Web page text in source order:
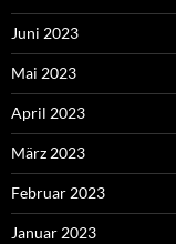
Juni 2023
Mai 2023
April 2023
März 2023
Februar 2023
Januar 2023